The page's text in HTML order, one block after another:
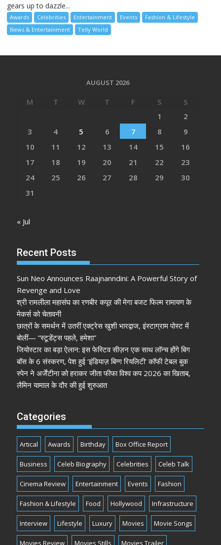
gears up to dazzle...
Awards Celebrities Entertainment Events
Fashion & Lifestyle
News & Entertainment
Telly World
AUGUST 2026
M T W T F S
S
1
2
3
4 5 6 7 8
9
10
11 12 13 14 15
16
17
18 19 20 21 22
23
24
25 26 27 28 29
30
31
« Jul
Recent Posts
Sun Neo Announces Raajnanndini: A Powerful Story of
Revenge and Love
श्री रामलीला महासंघ का रणबीर कपूर की मेगा बजट फिल्म रामायण के
मेकर्स को चेतावनी
छात्रों के समर्थन में उतरीं एक्ट्रेस खुशी भारद्वाज, इंस्टाग्राम पोस्ट में
बोलीं— “स्टूडेंट्स पहले, हमेशा”
जियोस्टार का बड़ा ऐलान: इस फेस्टिव सीज़न एक साथ लॉन्च होंगे बिग
बॉस के 6 संस्करण, पेश हुई ‘इंडियाज़ बिग्ग रियलिटी’ कॉफी टेबल बुक
स्पेन ने अर्जेंटीना को हराकर जीता फीफा विश्व कप 2026 का खिताब,
लैमिन यामाल के दौर की हुई शुरुआत
Categories
Artical Awards Birthday Box Office Report
Business Celeb Biography Celebrities Celeb Talk
Cinema Review Entertainment Events Fashion
Fashion & Lifestyle Food Hollywood Infrastructure
Interview Lifestyle Luxury Movies Movie Songs
Movies Review Movies Stills Movies Trailer